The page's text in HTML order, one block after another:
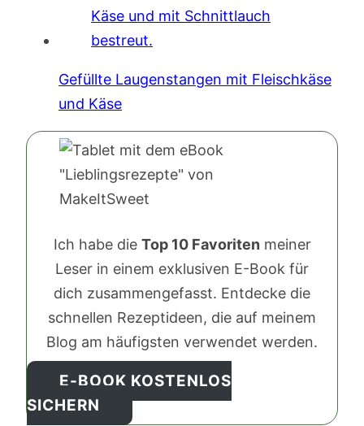
Gefüllte Laugenstangen mit Fleischkäse
und Käse
Ich habe die Top 10 Favoriten meiner
Leser in einem exklusiven E-Book für
dich zusammengefasst. Entdecke die
schnellen Rezeptideen, die auf meinem
Blog am häufigsten verwendet werden.
E-BOOK KOSTENLOS
SICHERN